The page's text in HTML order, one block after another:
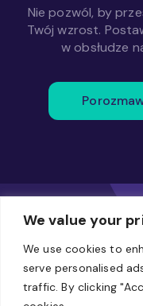
We value your
We use cookies to
serve personalised
traffic. By clicking
Nie pozwól, by
Twój wzrost.
w obsłudze
Biuro